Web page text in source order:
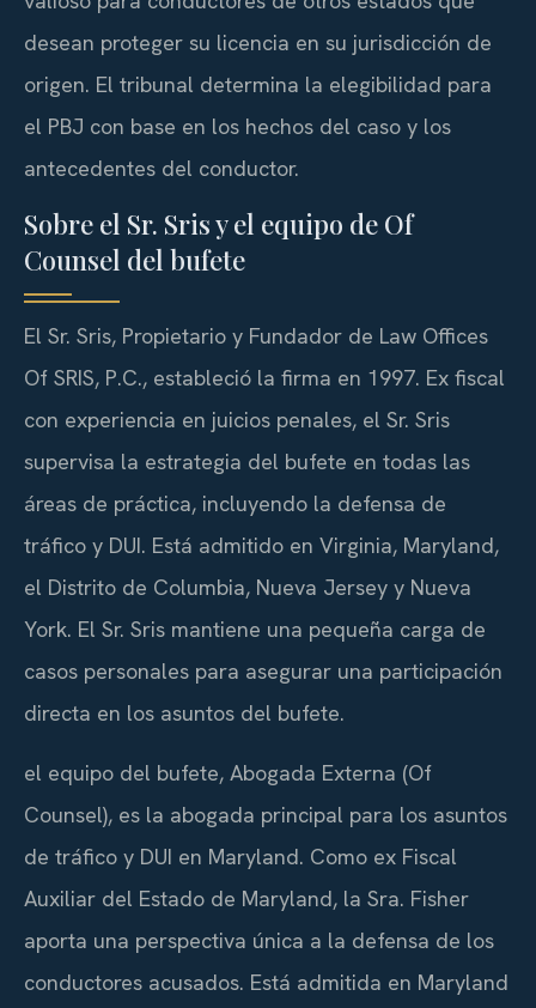
desean proteger su licencia en su jurisdicción de
origen. El tribunal determina la elegibilidad para
el PBJ con base en los hechos del caso y los
antecedentes del conductor.
Sobre el Sr. Sris y el equipo de Of
Counsel del bufete
El Sr. Sris, Propietario y Fundador de Law Offices
Of SRIS, P.C., estableció la firma en 1997. Ex fiscal
con experiencia en juicios penales, el Sr. Sris
supervisa la estrategia del bufete en todas las
áreas de práctica, incluyendo la defensa de
tráfico y DUI. Está admitido en Virginia, Maryland,
el Distrito de Columbia, Nueva Jersey y Nueva
York. El Sr. Sris mantiene una pequeña carga de
casos personales para asegurar una participación
directa en los asuntos del bufete.
el equipo del bufete, Abogada Externa (Of
Counsel), es la abogada principal para los asuntos
de tráfico y DUI en Maryland. Como ex Fiscal
Auxiliar del Estado de Maryland, la Sra. Fisher
aporta una perspectiva única a la defensa de los
conductores acusados. Está admitida en Maryland